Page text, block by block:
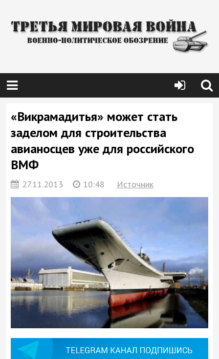
«Викрамадитья» может стать
заделом для строительства
авианосцев уже для российского
ВМФ
27.11.2013 10:48 Источник